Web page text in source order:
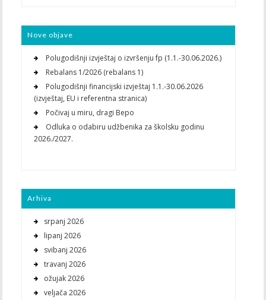
Nove objave
Polugodišnji izvještaj o izvršenju fp (1.1.-30.06.2026.)
Rebalans 1/2026 (rebalans 1)
Polugodišnji financijski izvještaj 1.1.-30.06.2026
(izvještaj, EU i referentna stranica)
Počivaj u miru, dragi Bepo
Odluka o odabiru udžbenika za školsku godinu
2026./2027.
Arhiva
srpanj 2026
lipanj 2026
svibanj 2026
travanj 2026
ožujak 2026
veljača 2026